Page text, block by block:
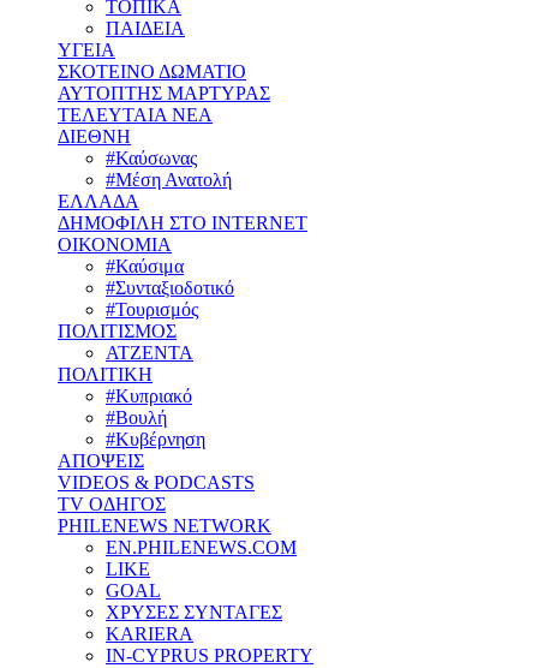
ΤΟΠΙΚΑ
ΠΑΙΔΕΙΑ
ΥΓΕΙΑ
ΣΚΟΤΕΙΝΟ ΔΩΜΑΤΙΟ
ΑΥΤΟΠΤΗΣ ΜΑΡΤΥΡΑΣ
ΤΕΛΕΥΤΑΙΑ ΝΕΑ
ΔΙΕΘΝΗ
#Καύσωνας
#Μέση Ανατολή
ΕΛΛΑΔΑ
ΔΗΜΟΦΙΛΗ ΣΤΟ INTERNET
ΟΙΚΟΝΟΜΙΑ
#Καύσιμα
#Συνταξιοδοτικό
#Τουρισμός
ΠΟΛΙΤΙΣΜΟΣ
ΑΤΖΕΝΤΑ
ΠΟΛΙΤΙΚΗ
#Κυπριακό
#Βουλή
#Κυβέρνηση
ΑΠΟΨΕΙΣ
VIDEOS & PODCASTS
TV ΟΔΗΓΟΣ
PHILENEWS NETWORK
EN.PHILENEWS.COM
LIKE
GOAL
ΧΡΥΣΕΣ ΣΥΝΤΑΓΕΣ
KARIERA
IN-CYPRUS PROPERTY